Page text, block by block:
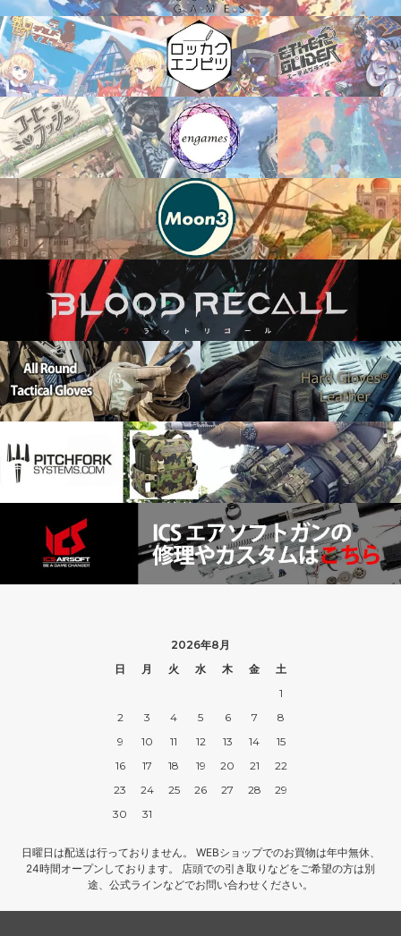
2026年8月
日
月 火 水 木 金
土
1
2
3 4 5 6 7
8
9
10 11 12 13 14
15
16
17 18 19 20 21
22
23
24 25 26 27 28
29
30
31
日曜日は配送は行っておりません。 WEBショップでのお買物は年中無休、
24時間オープンしております。 店頭での引き取りなどをご希望の方は別
途、公式ラインなどでお問い合わせください。